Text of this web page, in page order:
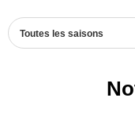
Toutes les saisons